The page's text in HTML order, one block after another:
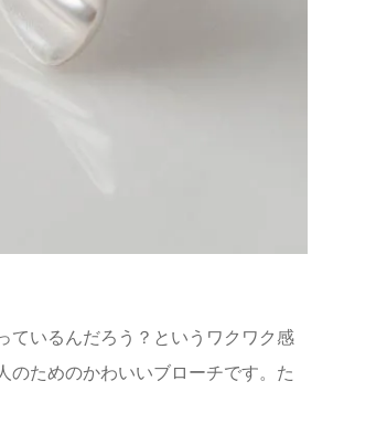
ているんだろう？というワクワク感
のためのかわいいブローチです。た